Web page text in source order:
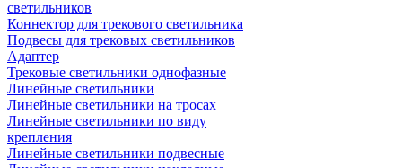
светильников
Коннектор для трекового светильника
Подвесы для трековых светильников
Адаптер
Трековые светильники однофазные
Линейные светильники
Линейные светильники на тросах
Линейные светильники по виду
крепления
Линейные светильники подвесные